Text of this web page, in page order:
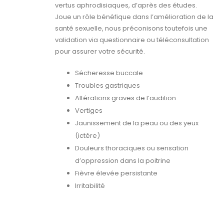
vertus aphrodisiaques, d’après des études.
Joue un rôle bénéfique dans l’amélioration de la
santé sexuelle, nous préconisons toutefois une
validation via questionnaire ou téléconsultation
pour assurer votre sécurité.
Sécheresse buccale
Troubles gastriques
Altérations graves de l’audition
Vertiges
Jaunissement de la peau ou des yeux
(ictère)
Douleurs thoraciques ou sensation
d’oppression dans la poitrine
Fièvre élevée persistante
Irritabilité